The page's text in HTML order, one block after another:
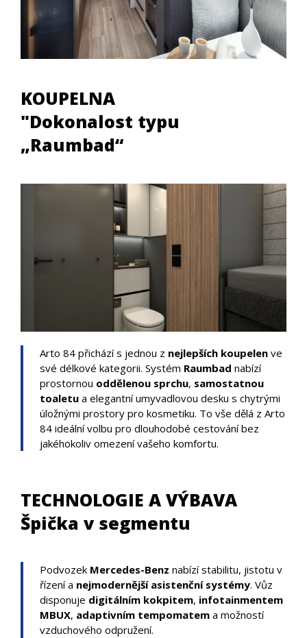
KOUPELNA
"Dokonalost typu
„Raumbad“
Arto 84 přichází s jednou z nejlepších koupelen ve
své délkové kategorii. Systém Raumbad nabízí
prostornou oddělenou sprchu, samostatnou
toaletu a elegantní umyvadlovou desku s chytrými
úložnými prostory pro kosmetiku. To vše dělá z Arto
84 ideální volbu pro dlouhodobé cestování bez
jakéhokoliv omezení vašeho komfortu.
TECHNOLOGIE A VÝBAVA
Špička v segmentu
Podvozek Mercedes-Benz nabízí stabilitu, jistotu v
řízení a nejmodernější asistenční systémy. Vůz
disponuje digitálním kokpitem, infotainmentem
MBUX, adaptivním tempomatem a možností
vzduchového odpružení.